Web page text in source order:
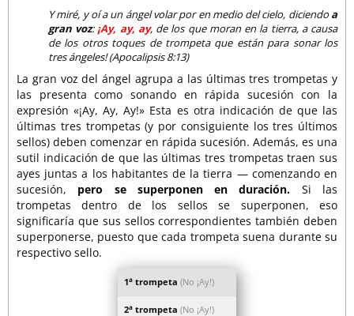
Y miré, y oí a un ángel volar por en medio del cielo, diciendoa
gran voz: ¡Ay, ay, ay, de los que moran en la tierra, a causa
de los otros toques de trompeta que están para sonar los
tres ángeles! (Apocalipsis 8:13)
La gran voz del ángel agrupa a las últimas tres trompetas y
las presenta como sonando en rápida sucesión con la
expresión «¡Ay, Ay, Ay!» Esta es otra indicación de que las
últimas tres trompetas (y por consiguiente los tres últimos
sellos) deben comenzar en rápida sucesión. Además, es una
sutil indicación de que las últimas tres trompetas traen sus
ayes juntas a los habitantes de la tierra — comenzando en
sucesión, pero se superponen en duración. Si las
trompetas dentro de los sellos se superponen, eso
significaría que sus sellos correspondientes también deben
superponerse, puesto que cada trompeta suena durante su
respectivo sello.
1a trompeta (No ¡Ay!)
2a trompeta (No ¡Ay!)